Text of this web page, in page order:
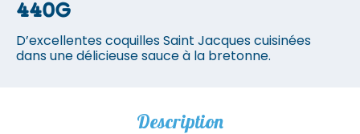
440g
D’excellentes coquilles Saint Jacques cuisinées
dans une délicieuse sauce à la bretonne.
Description